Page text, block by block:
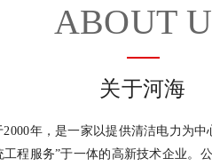
ABOUT
关于河海
年，是一家以提供清洁电力为中
程服务”于一体的高新技术企业。